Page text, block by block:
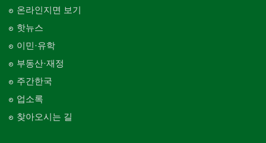
온라인지면 보기
핫뉴스
이민·유학
부동산·재정
주간한국
업소록
찾아오시는 길